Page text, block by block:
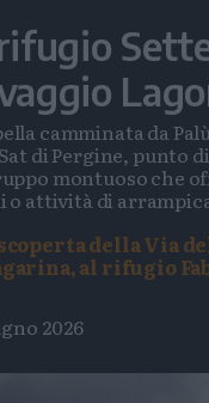
camminata da
di Pergine, punto
montuoso che
o attività di
della Via
al rifugio
2026